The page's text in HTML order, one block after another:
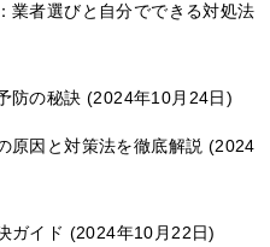
業者選びと自分でできる対処法
防の秘訣 2024年10月24日
原因と対策法を徹底解説
2024
ガイド 2024年10月22日